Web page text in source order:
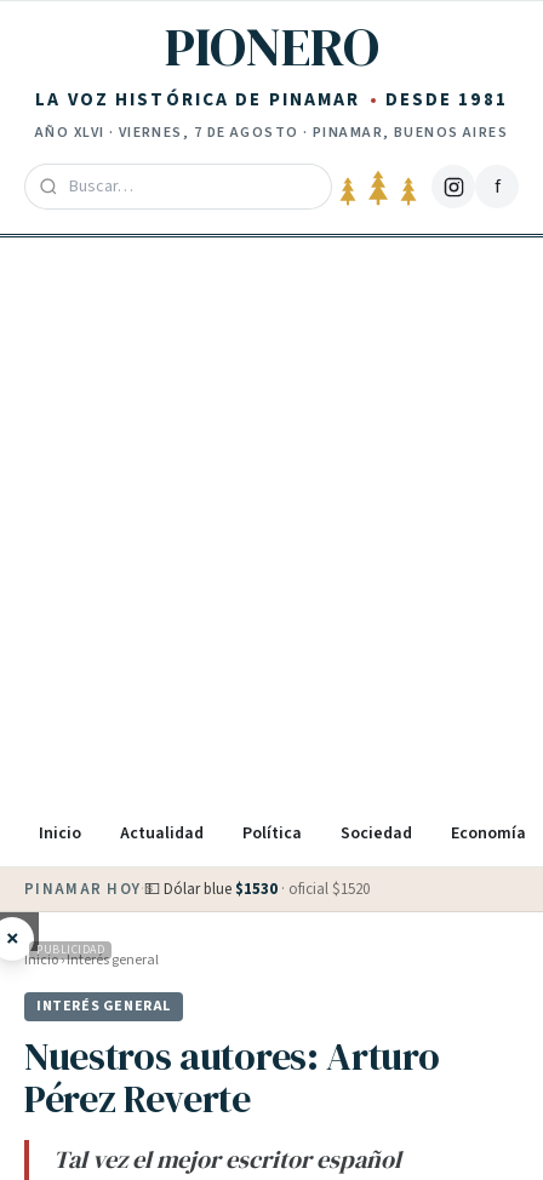
PIONERO
LA VOZ HISTÓRICA DE PINAMAR DESDE 1981
AÑO XLVI · VIERNES, 7 DE AGOSTO · PINAMAR, BUENOS AIRES
f
Inicio Actualidad Política Sociedad Economía
PINAMAR HOY·💵 Dólar blue $1530 · oficial $1520
× PUBLICIDAD
Inicio›Interés general
INTERÉS GENERAL
Nuestros autores: Arturo
Pérez Reverte
Tal vez el mejor escritor español